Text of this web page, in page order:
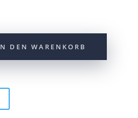
DEN WARENKORB